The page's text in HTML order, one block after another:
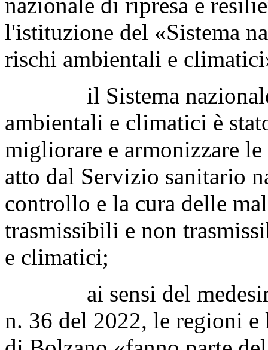
l'istituzione del «Sistema
rischi ambientali e
il Sistema nazionale
ambientali e climatici è
migliorare e armonizzare
atto dal Servizio sanitario
controllo e la cura delle
trasmissibili e non
e climatici;
ai sensi del medesimo
n. 36 del 2022, le regioni